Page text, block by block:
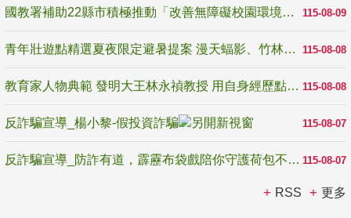
115-08-09
國教署補助22縣市積極推動「改善無障礙校園環境計畫」 打造友善、安全、無礙學習空間
115-08-08
青年壯遊點精選夏夜限定避暑提案 漫天蝠影、竹林尋蛙、茶香夜觀 邀青年暮色出發
115-08-08
教育家人物典範 發明大王林永禎教授 用自身經歷點亮學生的路
115-08-07
反詐騙宣導_楊小黎-假投資詐騙
115-08-07
反詐騙宣導_防詐有道，霹靂布袋戲陪你守護荷包不受騙
RSS 更多